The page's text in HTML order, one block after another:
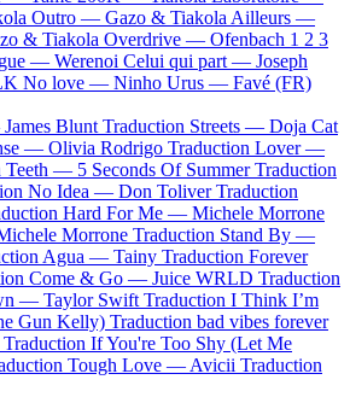
Outro — Gazo & Tiakola Ailleurs —
& Tiakola Overdrive — Ofenbach 1 2 3
— Werenoi Celui qui part — Joseph
No love — Ninho Urus — Favé (FR)
James Blunt Traduction Streets — Doja Cat
— Olivia Rodrigo Traduction Lover —
Teeth — 5 Seconds Of Summer Traduction
No Idea — Don Toliver Traduction
Hard For Me — Michele Morrone
Morrone Traduction Stand By —
Agua — Tainy Traduction Forever
Come & Go — Juice WRLD Traduction
— Taylor Swift Traduction I Think I’m
Gun Kelly) Traduction bad vibes forever
Traduction If You're Too Shy (Let Me
Tough Love — Avicii Traduction